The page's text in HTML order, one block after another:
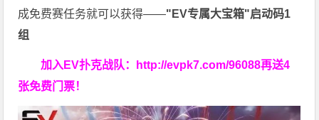
成免费赛任务就可以获得——"EV专属大宝箱"启动码1
组
加入EV扑克战队： http://evpk7.com/96088再送4
张免费门票！